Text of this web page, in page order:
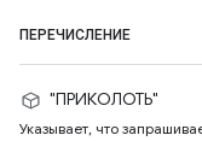
ПЕРЕЧИСЛЕНИЕ
"ПРИКОЛОТЬ"
Указывает, что